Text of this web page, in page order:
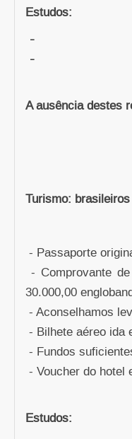
Estudos:
-
-
A ausência destes
Turismo:
- Passaporte
- Comprovante
30.000,00
- Aconselhamos
- Bilhete aéreo ida
- Fundos
- Voucher do hotel
Estudos: